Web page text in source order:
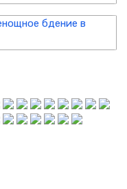
бдение в